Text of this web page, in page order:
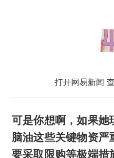
打开网易新闻
可是你想啊，如果她
脑油这些关键物资
要采取限购等极端措